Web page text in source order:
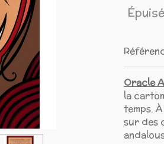
Épuisé
Oracle
la
temps.
sur des